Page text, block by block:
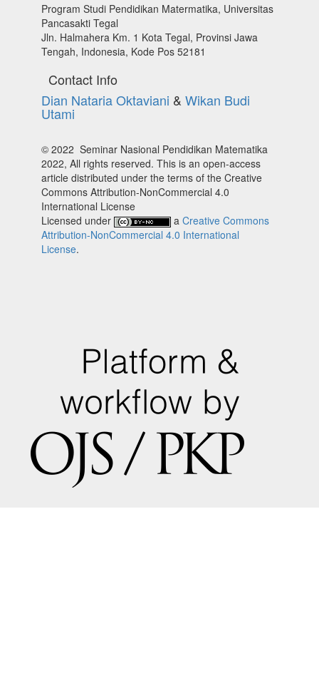
Program Studi Pendidikan Matermatika, Universitas
Pancasakti Tegal
Jln. Halmahera Km. 1 Kota Tegal, Provinsi Jawa
Tengah, Indonesia, Kode Pos 52181
Contact Info
Dian Nataria Oktaviani & Wikan Budi
Utami
© 2022 Seminar Nasional Pendidikan Matematika
2022, All rights reserved. This is an open-access
article distributed under the terms of the Creative
Commons Attribution-NonCommercial 4.0
International License
Licensed under
a Creative Commons
Attribution-NonCommercial 4.0 International
License.